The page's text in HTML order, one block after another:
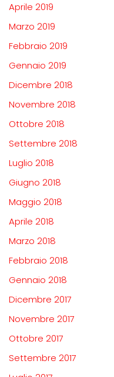
Aprile 2019
Marzo 2019
Febbraio 2019
Gennaio 2019
Dicembre 2018
Novembre 2018
Ottobre 2018
Settembre 2018
Luglio 2018
Giugno 2018
Maggio 2018
Aprile 2018
Marzo 2018
Febbraio 2018
Gennaio 2018
Dicembre 2017
Novembre 2017
Ottobre 2017
Settembre 2017